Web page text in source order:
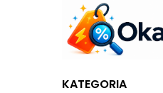
KATEGORIA